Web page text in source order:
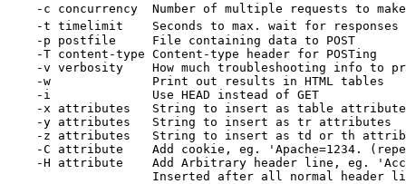
-c concurrency  Number of multiple requests to make
-t timelimit    Seconds to max. wait for responses
    -p postfile     File containing data to POST
    -T content-type Content-type header for POSTing
-v verbosity    How much troubleshooting info to
    -w              Print out results in HTML tables
    -i              Use HEAD instead of GET
-x attributes   String to insert as table
    -y attributes   String to insert as tr attributes
-z attributes   String to insert as td or th
-C attribute    Add cookie, eg. 'Apache=1234.
-H attribute    Add Arbitrary header line, eg.
Inserted after all normal header